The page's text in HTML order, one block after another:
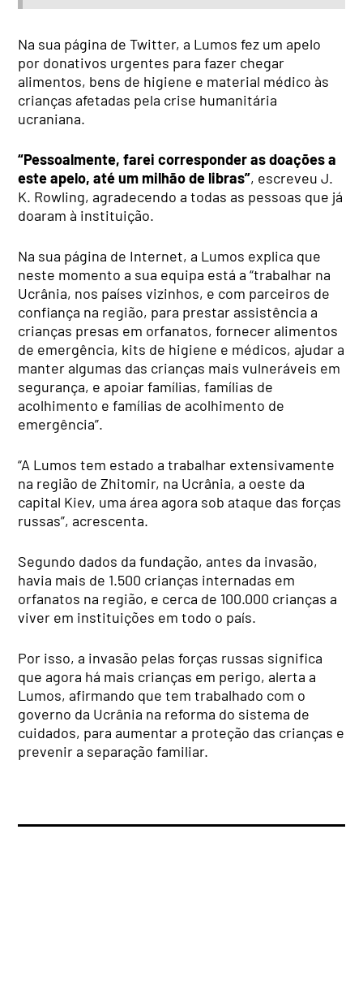
Na sua página de Twitter, a Lumos fez um apelo
por donativos urgentes para fazer chegar
alimentos, bens de higiene e material médico às
crianças afetadas pela crise humanitária
ucraniana.
“Pessoalmente, farei corresponder as doações a
este apelo, até um milhão de libras”, escreveu J.
K. Rowling, agradecendo a todas as pessoas que já
doaram à instituição.
Na sua página de Internet, a Lumos explica que
neste momento a sua equipa está a “trabalhar na
Ucrânia, nos países vizinhos, e com parceiros de
confiança na região, para prestar assistência a
crianças presas em orfanatos, fornecer alimentos
de emergência, kits de higiene e médicos, ajudar a
manter algumas das crianças mais vulneráveis em
segurança, e apoiar famílias, famílias de
acolhimento e famílias de acolhimento de
emergência”.
“A Lumos tem estado a trabalhar extensivamente
na região de Zhitomir, na Ucrânia, a oeste da
capital Kiev, uma área agora sob ataque das forças
russas”, acrescenta.
Segundo dados da fundação, antes da invasão,
havia mais de 1.500 crianças internadas em
orfanatos na região, e cerca de 100.000 crianças a
viver em instituições em todo o país.
Por isso, a invasão pelas forças russas significa
que agora há mais crianças em perigo, alerta a
Lumos, afirmando que tem trabalhado com o
governo da Ucrânia na reforma do sistema de
cuidados, para aumentar a proteção das crianças e
prevenir a separação familiar.